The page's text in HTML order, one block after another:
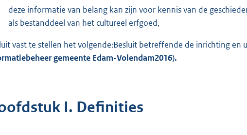
deze informatie van belang kan zijn voor kennis van de
als bestanddeel van het cultureel erfgoed,
vast te stellen het volgende:Besluit betreffende de inrichting
gemeente Edam-Volendam2016).
I. Definities